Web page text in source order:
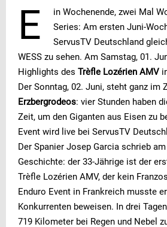
E
in Wochenende, zwei Mal
Series: Am ersten Juni-
ServusTV Deutschland
WESS zu sehen. Am Samstag, 01.
Highlights des Trèfle Lozérien AMV
Der Sonntag, 02. Juni, steht ganz im
Erzbergrodeos: vier Stunden haben
Zeit, um den Giganten aus Eisen zu
Event wird live bei ServusTV
Der Spanier Josep Garcia schrieb
Geschichte: der 33-Jährige ist der
Trèfle Lozérien AMV, der kein
Enduro Event in Frankreich musste
Konkurrenten beweisen. In drei
719 Kilometer bei Regen und Nebel